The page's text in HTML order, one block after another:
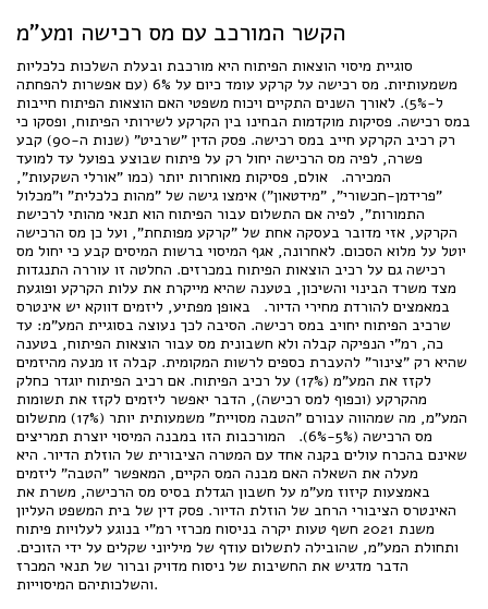
הקשר המורכב עם מס רכישה ומע"מ
סוגיית מיסוי הוצאות הפיתוח היא מורכבת ובעלת השלכות כלכליות
משמעותיות. מס רכישה על קרקע עומד כיום על 6% (עם אפשרות להפחתה
ל-5%). לאורך השנים התקיים ויכוח משפטי האם הוצאות הפיתוח חייבות
במס רכישה. פסיקות מוקדמות הבחינו בין הקרקע לשירותי הפיתוח, ופסקו כי
רק רכיב הקרקע חייב במס רכישה. פסק הדין "שרביט" (שנות ה-90) קבע
פשרה, לפיה מס הרכישה יחול רק על פיתוח שבוצע בפועל עד למועד
המכירה. אולם, פסיקות מאוחרות יותר (כמו "אורלי השקעות",
"פרידמן-חכשורי", "מידטאון") אימצו גישה של "מהות כלכלית" ו"מכלול
התמורות", לפיה אם התשלום עבור הפיתוח הוא תנאי מהותי לרכישת
הקרקע, אזי מדובר בעסקה אחת של "קרקע מפותחת", ועל כן מס הרכישה
יוטל על מלוא הסכום. לאחרונה, אגף המיסוי ברשות המיסים קבע כי יחול מס
רכישה גם על רכיב הוצאות הפיתוח במכרזים. החלטה זו עוררה התנגדות
מצד משרד הבינוי והשיכון, בטענה שהיא מייקרת את עלות הקרקע ופוגעת
במאמצים להורדת מחירי הדיור. באופן מפתיע, ליזמים דווקא יש אינטרס
שרכיב הפיתוח יחויב במס רכישה. הסיבה לכך נעוצה בסוגיית המע"מ: עד
כה, רמ"י הנפיקה קבלה ולא חשבונית מס עבור הוצאות הפיתוח, בטענה
שהיא רק "צינור" להעברת כספים לרשות המקומית. קבלה זו מנעה מהיזמים
לקזז את המע"מ (17%) על רכיב הפיתוח. אם רכיב הפיתוח יוגדר כחלק
מהקרקע (וכפוף למס רכישה), הדבר יאפשר ליזמים לקזז את תשומות
המע"מ, מה שמהווה עבורם "הטבה מסויית" משמעותית יותר (17%) מתשלום
מס הרכישה (5%-6%). המורכבות הזו במבנה המיסוי יוצרת תמריצים
שאינם בהכרח עולים בקנה אחד עם המטרה הציבורית של הוזלת הדיור. היא
מעלה את השאלה האם מבנה המס הקיים, המאפשר "הטבה" ליזמים
באמצעות קיזוז מע"מ על חשבון הגדלת בסיס מס הרכישה, משרת את
האינטרס הציבורי הרחב של הוזלת הדיור. פסק דין של בית המשפט העליון
משנת 2021 חשף טעות יקרה בניסוח מכרזי רמ"י בנוגע לעלויות פיתוח
ותחולת המע"מ, שהובילה לתשלום עודף של מיליוני שקלים על ידי הזוכים.
הדבר מדגיש את החשיבות של ניסוח מדויק וברור של תנאי המכרז
והשלכותיהם המיסוייות.